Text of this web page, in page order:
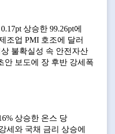
상승한 99.26pt에
조업 PMI 호조에 달러
불확실성 속 안전자산
안 보도에 장 후반 강세폭
상승한 온스 당
세와 국채 금리 상승에